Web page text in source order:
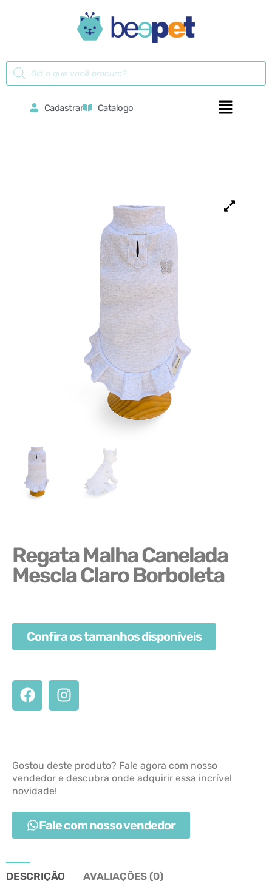
Cadastrar Catalogo
Regata Malha Canelada
Mescla Claro Borboleta
Confira os tamanhos disponíveis
Gostou deste produto? Fale agora com nosso
vendedor e descubra onde adquirir essa incrível
novidade!
Fale com nosso vendedor
DESCRIÇÃO AVALIAÇÕES (0)